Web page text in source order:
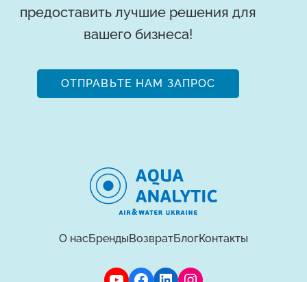
предоставить лучшие решения для
вашего бизнеса!
ОТПРАВЬТЕ НАМ ЗАПРОС
О насБрендыВозвратБлогКонтакты